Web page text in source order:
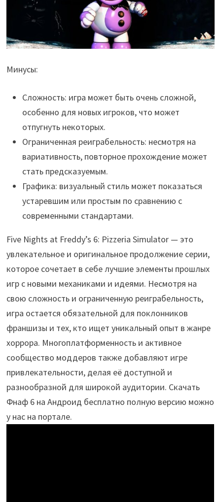
Минусы:
Сложность: игра может быть очень сложной,
особенно для новых игроков, что может
отпугнуть некоторых.
Ограниченная реиграбельность: несмотря на
вариативность, повторное прохождение может
стать предсказуемым.
Графика: визуальный стиль может показаться
устаревшим или простым по сравнению с
современными стандартами.
Five Nights at Freddy’s 6: Pizzeria Simulator — это
увлекательное и оригинальное продолжение серии,
которое сочетает в себе лучшие элементы прошлых
игр с новыми механиками и идеями. Несмотря на
свою сложность и ограниченную реиграбельность,
игра остается обязательной для поклонников
франшизы и тех, кто ищет уникальный опыт в жанре
хоррора. Многоплатформенность и активное
сообщество моддеров также добавляют игре
привлекательности, делая её доступной и
разнообразной для широкой аудитории. Скачать
Фнаф 6 на Андроид бесплатно полную версию можно
у нас на портале.